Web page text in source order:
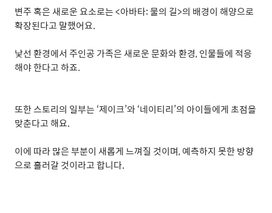
변주 혹은 새로운 요소로는<아바타:물의 길>의 배경이 해양으로
확장된다고 말했어요.
낯선 환경에서 주인공 가족은 새로운 문화와 환경,인물들에 적응
해야 한다고 하죠.
또한 스토리의 일부는 ‘제이크’와‘네이티리’의 아이들에게 초점을
맞춘다고 해요.
이에 따라 많은 부분이 새롭게 느껴질 것이며,예측하지 못한 방향
으로 흘러갈 것이라고 합니다.